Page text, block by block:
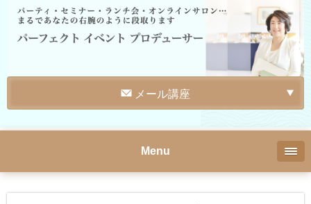
メール講座
Menu